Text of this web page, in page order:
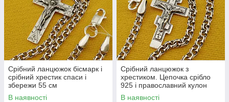
Срібний ланцюжок бісмарк і
срібний хрестик спаси і
збережи 55 см
В наявності
Срібний ланцюжок з
хрестиком. Цепочка срібло
925 і православний кулон
хрестик
В наявності